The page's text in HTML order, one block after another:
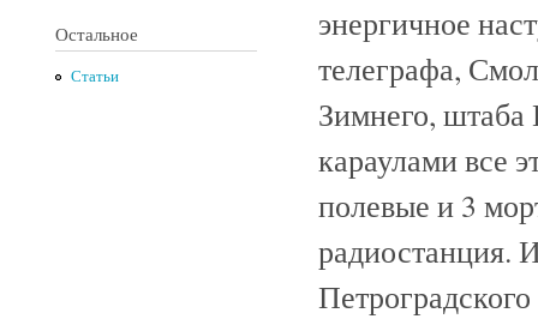
Остальное
Статьи
энергичное
телеграфа,
Зимнего, штаба
караулами все
полевые и 3
радиостанция.